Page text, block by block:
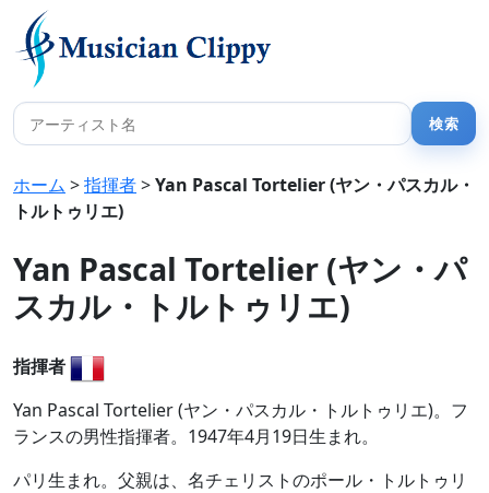
ホーム >指揮者>Yan Pascal Tortelier (ヤン・パスカル・
トルトゥリエ)
Yan Pascal Tortelier (ヤン・パ
スカル・トルトゥリエ)
指揮者
Yan Pascal Tortelier (ヤン・パスカル・トルトゥリエ)。フ
ランスの男性指揮者。1947年4月19日生まれ。
パリ生まれ。父親は、名チェリストのポール・トルトゥリ